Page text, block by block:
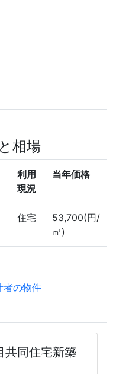
相場
利用
現況
当年価格
住宅
53,700(円/
㎡)
者の物件
共同住宅新築